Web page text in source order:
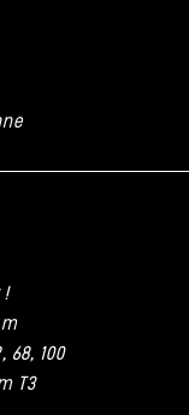
68, 100
T3